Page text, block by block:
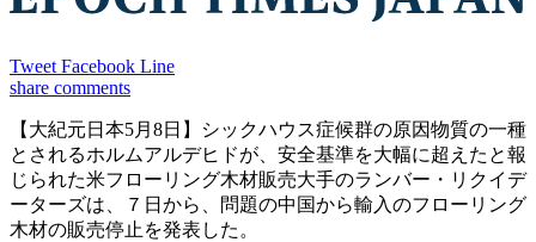
Tweet Facebook Line
share comments
【大紀元日本5月8日】シックハウス症候群の原因物質の一種
とされるホルムアルデヒドが、安全基準を大幅に超えたと報
じられた米フローリング木材販売大手のランバー・リクイデ
ーターズは、７日から、問題の中国から輸入のフローリング
木材の販売停止を発表した。